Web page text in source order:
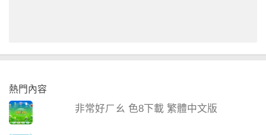
熱門內容
非常好ㄏㄠ 色8下載 繁體中文版